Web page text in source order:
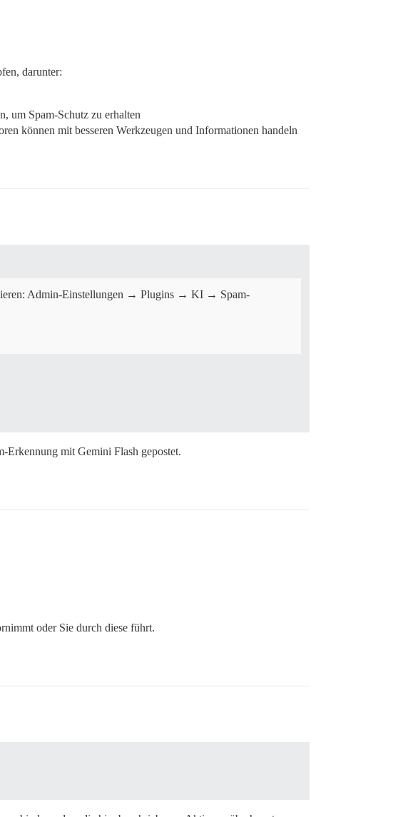
darunter:
um Spam-Schutz zu erhalten
können mit besseren Werkzeugen und Informationen handeln
Admin-Einstellungen → Plugins → KI → Spam-
Erkennung mit Gemini Flash gepostet.
oder Sie durch diese führt.